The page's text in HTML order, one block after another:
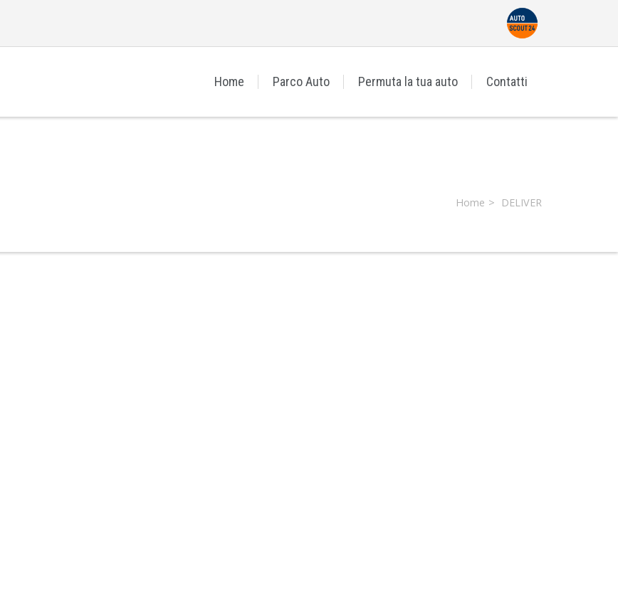
Home Parco Auto Permuta la tua auto Contatti
Home DELIVER